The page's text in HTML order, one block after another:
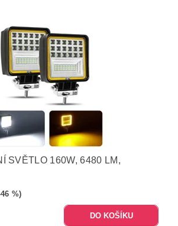
SVĚTLO 160W, 6480 LM,
%)